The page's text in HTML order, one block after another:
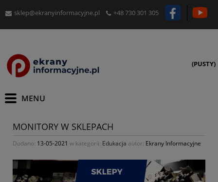
sklep@ekranyinformacyjne.pl +48 730 301 305
(PUSTY)
MONITORY W SKLEPACH
Dodano: 13-05-2021 w kategorii: Edukacja autor: Ekrany Informacyjne